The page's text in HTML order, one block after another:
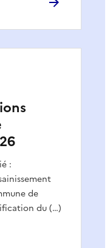
:
de
du (…)